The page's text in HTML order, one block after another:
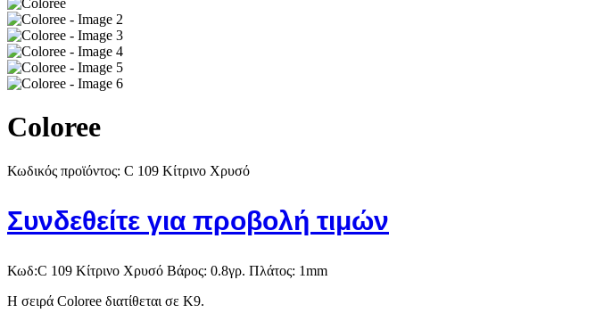
Coloree
Κωδικός προϊόντος: C 109 Κίτρινο Χρυσό
Συνδεθείτε για προβολή τιμών
Κωδ:C 109 Κίτρινο Χρυσό Βάρος: 0.8γρ. Πλάτος: 1mm
Η σειρά Coloree διατίθεται σε Κ9.